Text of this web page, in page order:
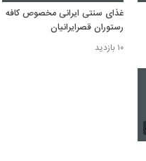
غذای سنتی ایرانی مخصوص کافه
رستوران قصرایرانیان
۱۰ بازدید